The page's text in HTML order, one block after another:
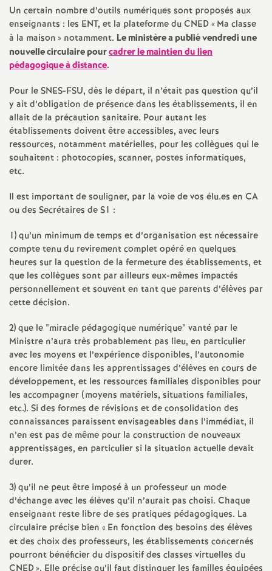
T
o
u
r
s
Un certain nombre d’outils numériques sont proposés aux
enseignants : les ENT, et la plateforme du CNED «Ma classe
à la maison» notamment. Le ministère a publié vendredi une
nouvelle circulaire pourcadrer le maintien du lien
pédagogique à distance.
Pour le SNES-FSU, dès le départ, il n’était pas question qu’il
y ait d’obligation de présence dans les établissements, il en
allait de la précaution sanitaire. Pour autant les
établissements doivent être accessibles, avec leurs
ressources, notamment matérielles, pour les collègues qui le
souhaitent : photocopies, scanner, postes informatiques,
etc.
Il est important de souligner, par la voie de vos élu.es en CA
ou des Secrétaires de S1 :
1) qu’un minimum de temps et d’organisation est nécessaire
compte tenu du revirement complet opéré en quelques
heures sur la question de la fermeture des établissements, et
que les collègues sont par ailleurs eux-mêmes impactés
personnellement et souvent en tant que parents d’élèves par
cette décision.
2) que le "miracle pédagogique numérique" vanté par le
Ministre n’aura très probablement pas lieu, en particulier
avec les moyens et l’expérience disponibles, l’autonomie
encore limitée dans les apprentissages d’élèves en cours de
développement, et les ressources familiales disponibles pour
les accompagner (moyens matériels, situations familiales,
etc.). Si des formes de révisions et de consolidation des
connaissances paraissent envisageables dans l’immédiat, il
n’en est pas de même pour la construction de nouveaux
apprentissages, en particulier si la situation actuelle devait
durer.
3) qu’il ne peut être imposé à un professeur un mode
d’échange avec les élèves qu’il n’aurait pas choisi. Chaque
enseignant reste libre de ses pratiques pédagogiques. La
circulaire précise bien «En fonction des besoins des élèves
et des choix des professeurs, les établissements concernés
pourront bénéficier du dispositif des classes virtuelles du